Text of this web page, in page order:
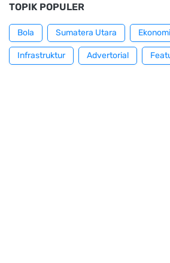
TOPIK POPULER
Bola Sumatera Utara Ekonomi
Infrastruktur Advertorial